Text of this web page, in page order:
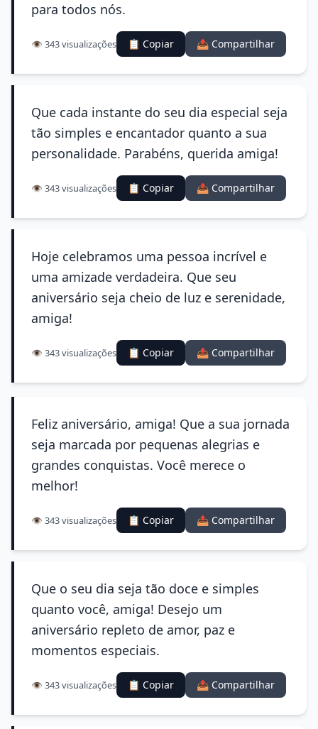
para todos nós.
👁️ 343 visualizações 📋 Copiar 📤 Compartilhar
Que cada instante do seu dia especial seja
tão simples e encantador quanto a sua
personalidade. Parabéns, querida amiga!
👁️ 343 visualizações 📋 Copiar 📤 Compartilhar
Hoje celebramos uma pessoa incrível e
uma amizade verdadeira. Que seu
aniversário seja cheio de luz e serenidade,
amiga!
👁️ 343 visualizações 📋 Copiar 📤 Compartilhar
Feliz aniversário, amiga! Que a sua jornada
seja marcada por pequenas alegrias e
grandes conquistas. Você merece o
melhor!
👁️ 343 visualizações 📋 Copiar 📤 Compartilhar
Que o seu dia seja tão doce e simples
quanto você, amiga! Desejo um
aniversário repleto de amor, paz e
momentos especiais.
👁️ 343 visualizações 📋 Copiar 📤 Compartilhar